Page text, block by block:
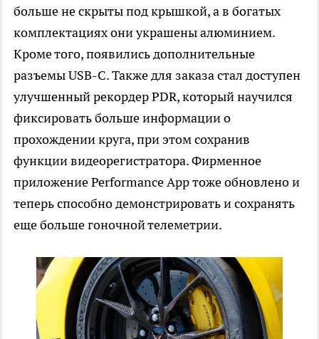
больше не скрыты под крышкой, а в богатых
комплектациях они украшены алюминием.
Кроме того, появились дополнительные
разъемы USB-C. Также для заказа стал доступен
улучшенный рекордер PDR, который научился
фиксировать больше информации о
прохождении круга, при этом сохранив
функции видеорегистратора. Фирменное
приложение Performance App тоже обновлено и
теперь способно демонстрировать и сохранять
еще больше гоночной телеметрии.